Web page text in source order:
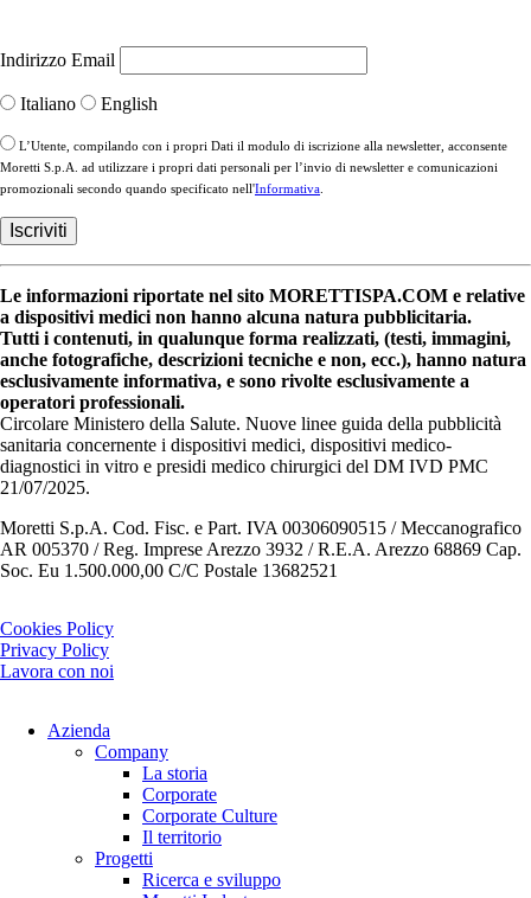
Indirizzo Email
Italiano English
L’Utente, compilando con i propri Dati il modulo di iscrizione alla newsletter, acconsente
Moretti S.p.A. ad utilizzare i propri dati personali per l’invio di newsletter e comunicazioni
promozionali secondo quando specificato nell'Informativa
Le informazioni riportate nel sito MORETTISPA.COM e relative
a dispositivi medici non hanno alcuna natura pubblicitaria.
Tutti i contenuti, in qualunque forma realizzati, (testi, immagini,
anche fotografiche, descrizioni tecniche e non, ecc.), hanno natura
esclusivamente informativa, e sono rivolte esclusivamente a
operatori professionali.
Circolare Ministero della Salute. Nuove linee guida della pubblicità
sanitaria concernente i dispositivi medici, dispositivi medico-
diagnostici in vitro e presidi medico chirurgici del DM IVD PMC
21/07/2025.
Moretti S.p.A. Cod. Fisc. e Part. IVA 00306090515 / Meccanografico
AR 005370 / Reg. Imprese Arezzo 3932 / R.E.A. Arezzo 68869 Cap.
Soc. Eu 1.500.000,00 C/C Postale 13682521
Cookies Policy
Privacy Policy
Lavora con noi
Azienda
Company
La storia
Corporate
Corporate Culture
Il territorio
Progetti
Ricerca e sviluppo